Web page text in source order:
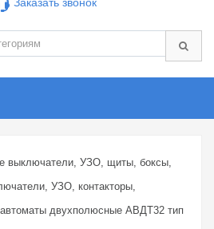
выключатели, УЗО, щиты, боксы,
УЗО, контакторы,
двухполюсные АВДТ32 тип